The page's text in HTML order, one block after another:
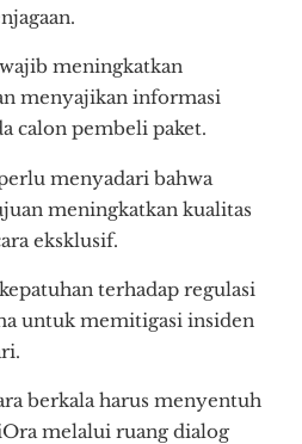
meningkatkan
menyajikan informasi
calon pembeli paket.
menyadari bahwa
meningkatkan kualitas
eksklusif.
terhadap regulasi
untuk memitigasi insiden
berkala harus menyentuh
melalui ruang dialog